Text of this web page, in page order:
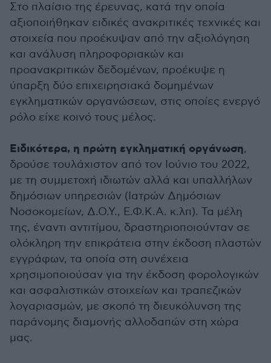
Στο πλαίσιο της έρευνας, κατά την οποία
αξιοποιήθηκαν ειδικές ανακριτικές τεχνικές και
στοιχεία που προέκυψαν από την αξιολόγηση
και ανάλυση πληροφοριακών και
προανακριτικών δεδομένων, προέκυψε η
ύπαρξη δύο επιχειρησιακά δομημένων
εγκληματικών οργανώσεων, στις οποίες ενεργό
ρόλο είχε κοινό τους μέλος.
Ειδικότερα, η πρώτη εγκληματική οργάνωση,
δρούσε τουλάχιστον από τον Ιούνιο του 2022,
με τη συμμετοχή ιδιωτών αλλά και υπαλλήλων
δημόσιων υπηρεσιών (Ιατρών Δημόσιων
Νοσοκομείων, Δ.Ο.Υ., Ε.Φ.Κ.Α. κ.λπ). Τα μέλη
της, έναντι αντιτίμου, δραστηριοποιούνταν σε
ολόκληρη την επικράτεια στην έκδοση πλαστών
εγγράφων, τα οποία στη συνέχεια
χρησιμοποιούσαν για την έκδοση φορολογικών
και ασφαλιστικών στοιχείων και τραπεζικών
λογαριασμών, με σκοπό τη διευκόλυνση της
παράνομης διαμονής αλλοδαπών στη χώρα
μας.